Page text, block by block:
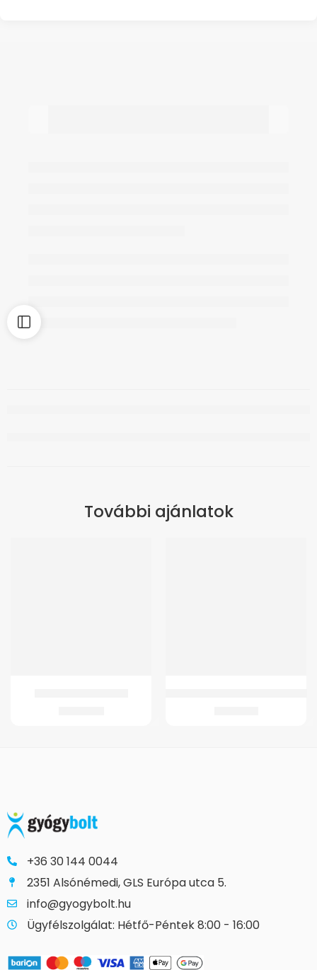
További ajánlatok
+36 30 144 0044
2351 Alsónémedi, GLS Európa utca 5.
info@gyogybolt.hu
Ügyfélszolgálat: Hétfő-Péntek 8:00 - 16:00